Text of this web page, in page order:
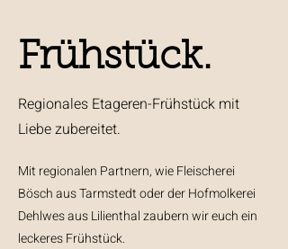
Frühstück.
Regionales Etageren-Frühstück mit
Liebe zubereitet.
Mit regionalen Partnern, wie Fleischerei
Bösch aus Tarmstedt oder der Hofmolkerei
Dehlwes aus Lilienthal zaubern wir euch ein
leckeres Frühstück.